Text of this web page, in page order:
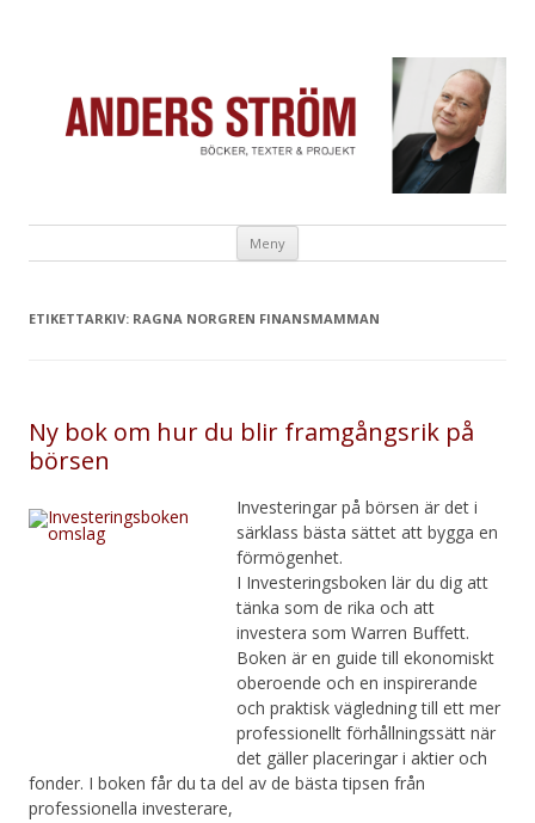
Meny
ETIKETTARKIV: RAGNA NORGREN FINANSMAMMAN
Ny bok om hur du blir framgångsrik på
börsen
Investeringar på börsen är det i
särklass bästa sättet att bygga en
förmögenhet.
I Investeringsboken lär du dig att
tänka som de rika och att
investera som Warren Buffett.
Boken är en guide till ekonomiskt
oberoende och en inspirerande
och praktisk vägledning till ett mer
professionellt förhållningssätt när
det gäller placeringar i aktier och
fonder. I boken får du ta del av de bästa tipsen från
professionella investerare,